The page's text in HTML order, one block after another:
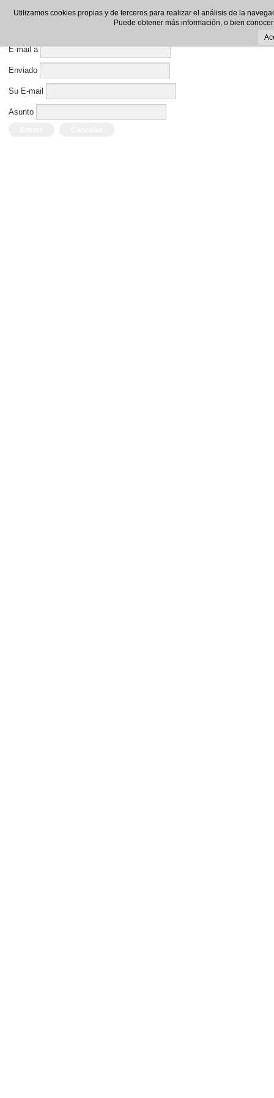
Enviar por E-mail este enlace a un amigo.
E-mail a
Enviado
Su E-mail
Asunto
Utilizamos cookies propias y de terceros para realizar el análisis de la
Puede obtener más información, o bien